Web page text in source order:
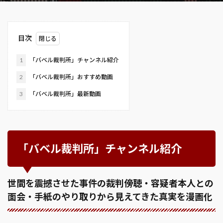
目次
1 「バベル裁判所」チャンネル紹介
2 「バベル裁判所」おすすめ動画
3 「バベル裁判所」最新動画
「バベル裁判所」チャンネル紹介
世間を震撼させた事件の裁判傍聴・容疑者本人との
面会・手紙のやり取りから見えてきた真実を漫画化